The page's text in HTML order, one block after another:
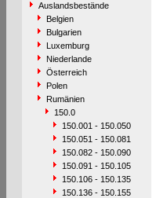
Auslandsbestände
Belgien
Bulgarien
Luxemburg
Niederlande
Österreich
Polen
Rumänien
150.0
150.001 - 150.050
150.051 - 150.081
150.082 - 150.090
150.091 - 150.105
150.106 - 150.135
150.136 - 150.155